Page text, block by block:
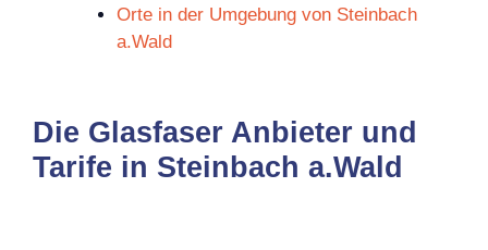
Orte in der Umgebung von Steinbach
a.Wald
Die Glasfaser Anbieter und
Tarife in Steinbach a.Wald